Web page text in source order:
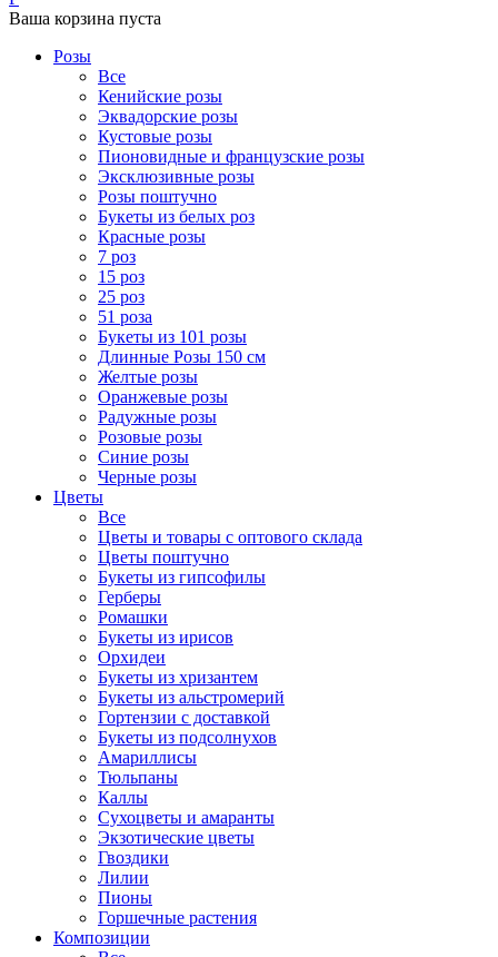
Ваша корзина пуста
Розы
Все
Кенийские розы
Эквадорские розы
Кустовые розы
Пионовидные и французские розы
Эксклюзивные розы
Розы поштучно
Букеты из белых роз
Красные розы
7 роз
15 роз
25 роз
51 роза
Букеты из 101 розы
Длинные Розы 150 см
Желтые розы
Оранжевые розы
Радужные розы
Розовые розы
Синие розы
Черные розы
Цветы
Все
Цветы и товары с оптового склада
Цветы поштучно
Букеты из гипсофилы
Герберы
Ромашки
Букеты из ирисов
Орхидеи
Букеты из хризантем
Букеты из альстромерий
Гортензии с доставкой
Букеты из подсолнухов
Амариллисы
Тюльпаны
Каллы
Сухоцветы и амаранты
Экзотические цветы
Гвоздики
Лилии
Пионы
Горшечные растения
Композиции